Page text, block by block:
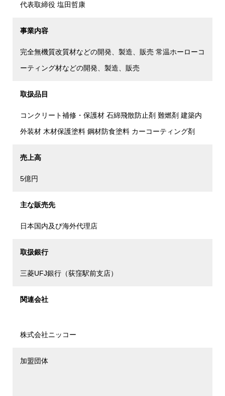
代表取締役 塩田哲康
事業内容
完全無機質改質材などの開発、製造、販売 常温ホーローコ
ーティング材などの開発、製造、販売
取扱品目
コンクリート補修・保護材 石綿飛散防止剤 難燃剤 建築内
外装材 木材保護塗料 鋼材防食塗料 カーコーティング剤
売上高
5億円
主な販売先
日本国内及び海外代理店
取扱銀行
三菱UFJ銀行（荻窪駅前支店）
関連会社
株式会社ニッコー
加盟団体